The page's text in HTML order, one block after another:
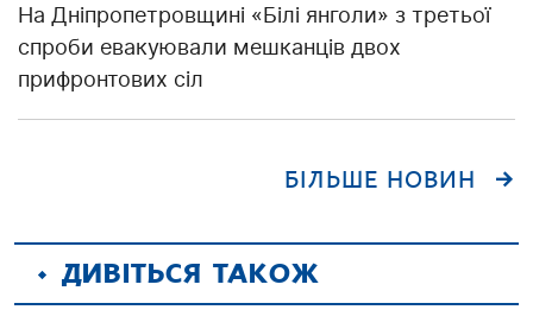
На Дніпропетровщині «Білі янголи» з третьої
спроби евакуювали мешканців двох
прифронтових сіл
БІЛЬШЕ НОВИН
ДИВІТЬСЯ ТАКОЖ